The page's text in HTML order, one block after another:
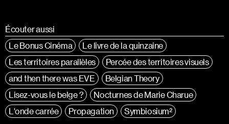
Écouter aussi
Le Bonus Cinéma
Le livre de la quinzaine
Les territoires parallèles
Percée des territoires visuels
and then there was EVE
Belgian Theory
Lisez-vous le belge ?
Nocturnes de Marie Charue
L'onde carrée
Propagation Symbiosium²